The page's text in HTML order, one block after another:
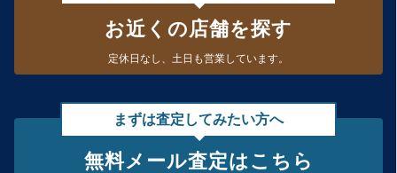
お近くの店舗を探す
定休日なし、 土日も営業しています。
まずは査定してみたい方へ
無料メール査定はこちら